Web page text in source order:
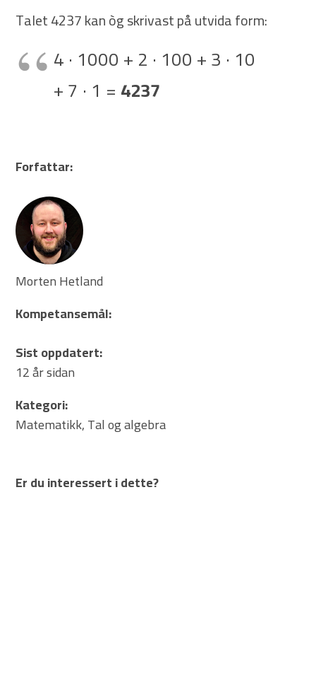
Talet 4237 kan òg skrivast på utvida form:
4 · 1000 + 2 · 100 + 3 · 10
+ 7 · 1 =4237
Sist oppdatert:
12 år sidan
Kategori:
Matematikk,Tal og algebra
Forfattar:
Morten Hetland
Kompetansemål:
Er du interessert i dette?